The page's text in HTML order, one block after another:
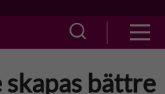
o
skapas bättre